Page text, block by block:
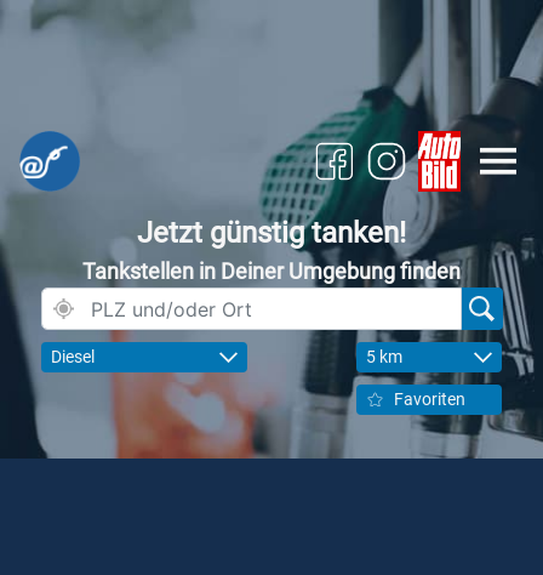
Jetzt günstig tanken!
Tankstellen in Deiner Umgebung finden
Diesel 5 km
Favoriten